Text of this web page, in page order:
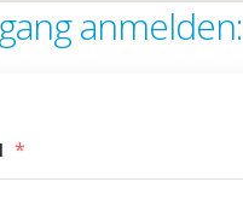
anmelden:
*